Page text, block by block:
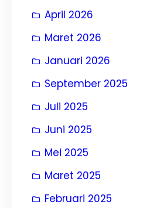
April 2026
Maret 2026
Januari 2026
September 2025
Juli 2025
Juni 2025
Mei 2025
Maret 2025
Februari 2025